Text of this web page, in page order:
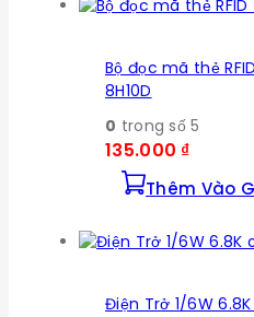
Bộ đọc mã thẻ
8H10D
0 trong số 5
135.000 ₫
Thêm Vào
Điện Trở 1/6W